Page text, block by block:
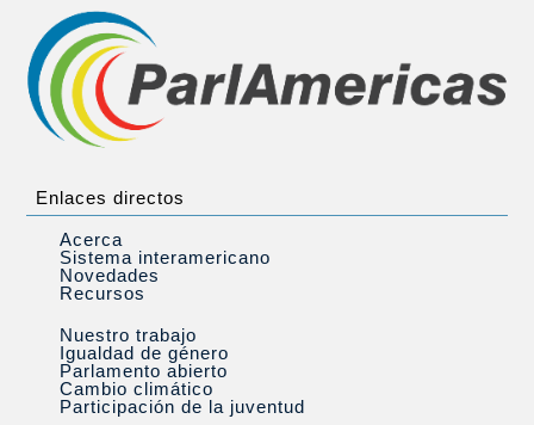
Enlaces directos
Acerca
Sistema interamericano
Novedades
Recursos
Nuestro trabajo
Igualdad de género
Parlamento abierto
Cambio climático
Participación de la juventud